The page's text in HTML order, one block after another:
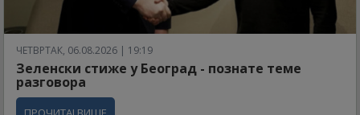
ЧЕТВРТАК, 06.08.2026 | 19:19
Зеленски стиже у Београд - познате теме
разговора